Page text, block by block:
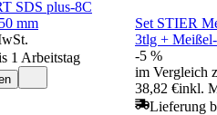
SDS plus-8C
mm
1 Arbeitstag
Set STIER
3tlg +
-5 %
im Vergleich
38,82 €inkl.
Lieferung